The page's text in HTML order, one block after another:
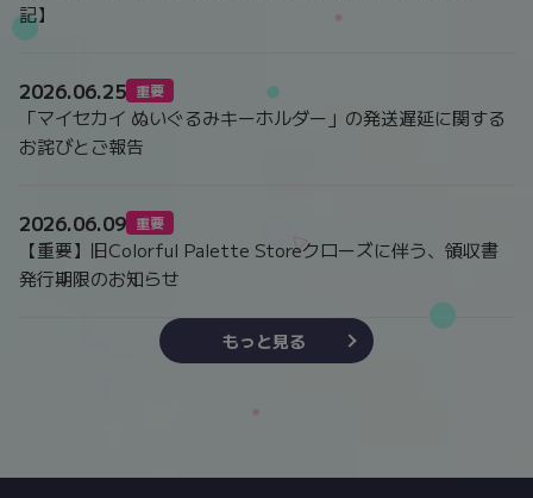
記】
2026.06.25 重要
「マイセカイ ぬいぐるみキーホルダー」の発送遅延に関する
お詫びとご報告
2026.06.09 重要
【重要】旧Colorful Palette Storeクローズに伴う、領収書
発行期限のお知らせ
もっと見る